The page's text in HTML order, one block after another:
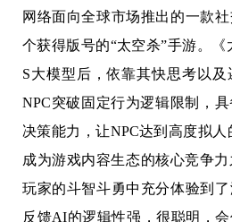
网络面向全球市场推出的一款
个获得版号的“太空杀”手游。《
S大模型后，依靠其快思考以
NPC突破固定行为逻辑限制，
决策能力，让NPC达到高度拟
成为游戏内容生态的核心竞争
玩家的斗智斗勇中充分体验到
反馈AI的逻辑性强，很聪明，